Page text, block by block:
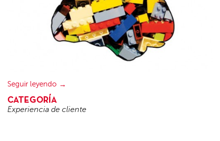
Seguir leyendo
CATEGORÍA
Experiencia de cliente